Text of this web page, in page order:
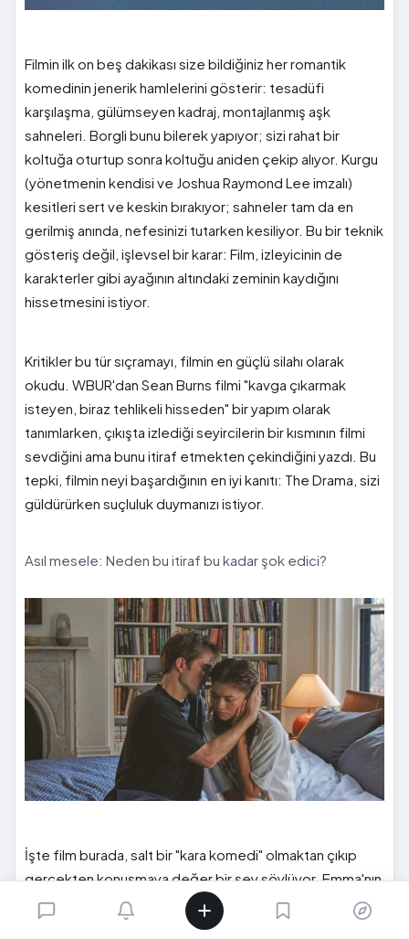
Filmin ilk on beş dakikası size bildiğiniz her romantik
komedinin jenerik hamlelerini gösterir: tesadüfi
karşılaşma, gülümseyen kadraj, montajlanmış aşk
sahneleri. Borgli bunu bilerek yapıyor; sizi rahat bir
koltuğa oturtup sonra koltuğu aniden çekip alıyor. Kurgu
(yönetmenin kendisi ve Joshua Raymond Lee imzalı)
kesitleri sert ve keskin bırakıyor; sahneler tam da en
gerilmiş anında, nefesinizi tutarken kesiliyor. Bu bir teknik
gösteriş değil, işlevsel bir karar: Film, izleyicinin de
karakterler gibi ayağının altındaki zeminin kaydığını
hissetmesini istiyor.
Kritikler bu tür sıçramayı, filmin en güçlü silahı olarak
okudu. WBUR'dan Sean Burns filmi "kavga çıkarmak
isteyen, biraz tehlikeli hisseden" bir yapım olarak
tanımlarken, çıkışta izlediği seyircilerin bir kısmının filmi
sevdiğini ama bunu itiraf etmekten çekindiğini yazdı. Bu
tepki, filmin neyi başardığının en iyi kanıtı: The Drama, sizi
güldürürken suçluluk duymanızı istiyor.
Asıl mesele: Neden bu itiraf bu kadar şok edici?
İşte film burada, salt bir "kara komedi" olmaktan çıkıp
gerçekten konuşmaya değer bir şey söylüyor. Emma'nın
itirafı sarsıcı, çünkü onu oynayan kişi ince, güzel,
"modelimsi" bir kadın; toplumsal hayal gücümüzde okul